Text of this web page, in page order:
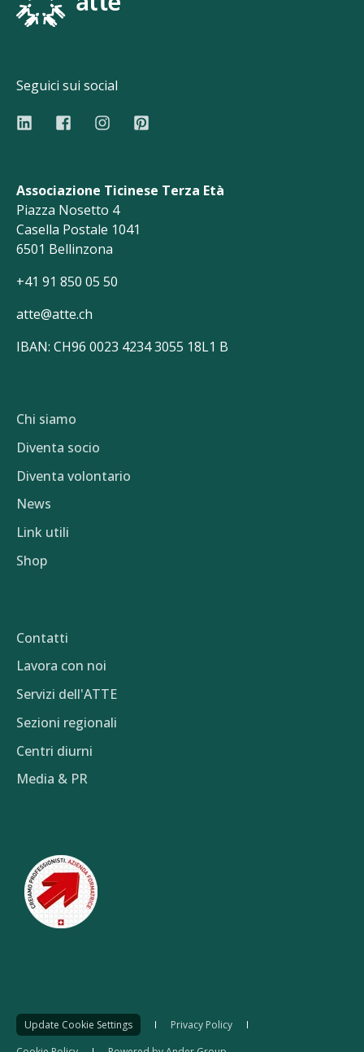
Seguici sui social
Associazione Ticinese Terza Età
Piazza Nosetto 4
Casella Postale 1041
6501 Bellinzona
+41 91 850 05 50
atte@atte.ch
IBAN: CH96 0023 4234 3055 18L1 B
Chi siamo
Diventa socio
Diventa volontario
News
Link utili
Shop
Contatti
Lavora con noi
Servizi dell'ATTE
Sezioni regionali
Centri diurni
Media & PR
Update Cookie Settings
Privacy Policy